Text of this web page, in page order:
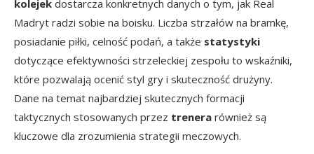
kolejek dostarcza konkretnych danych o tym, jak Real
Madryt radzi sobie na boisku. Liczba strzałów na bramkę,
posiadanie piłki, celność podań, a także statystyki
dotyczące efektywności strzeleckiej zespołu to wskaźniki,
które pozwalają ocenić styl gry i skuteczność drużyny.
Dane na temat najbardziej skutecznych formacji
taktycznych stosowanych przez trenera również są
kluczowe dla zrozumienia strategii meczowych.